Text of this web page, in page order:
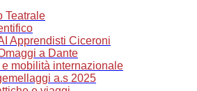
Teatrale
Apprendisti Ciceroni
a Dante
e mobilità internazionale
a.s 2025